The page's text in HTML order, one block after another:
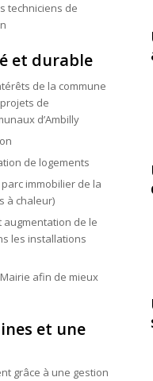
techniciens de
et durable
de la commune
de
d’Ambilly
de logements
immobilier de la
à chaleur)
de le
les installations
afin de mieux
et une
grâce à une gestion